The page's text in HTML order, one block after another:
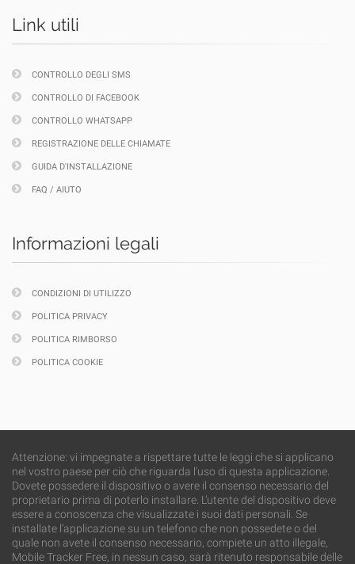
Link utili
CONTROLLO DEGLI SMS
CONTROLLO DI FACEBOOK
CONTROLLO WHATSAPP
REGISTRAZIONE DELLE CHIAMATE
GUIDA D'INSTALLAZIONE
FAQ / AIUTO
Informazioni legali
CONDIZIONI DI UTILIZZO
POLITICA PRIVACY
POLITICA RIMBORSO
POLITICA COOKIE
Attenzione: vi impegnate a rispettare tutte le leggi che si applicano
nel vostro paese per ciò che riguarda l’uso di questa applicazione.
Dovete possedere il dispositivo o avere il consenso necessario del
proprietario prima di poterlo installare. L’utente del dispositivo deve
essere a conoscenza che visualizzate i suoi dati personali. Se
installate l’applicazione su un telefono che non possedete o del
quale non avete il consenso necessario, compiete un atto illegale,
Mobile Tracker Free, in nessun caso, sarà ritenuto responsabile delle